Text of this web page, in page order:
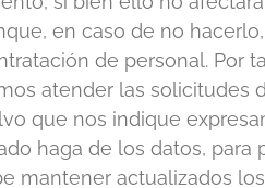
en caso de no
de personal. Por
atender las
que nos indique
haga de los datos,
mantener actualizados